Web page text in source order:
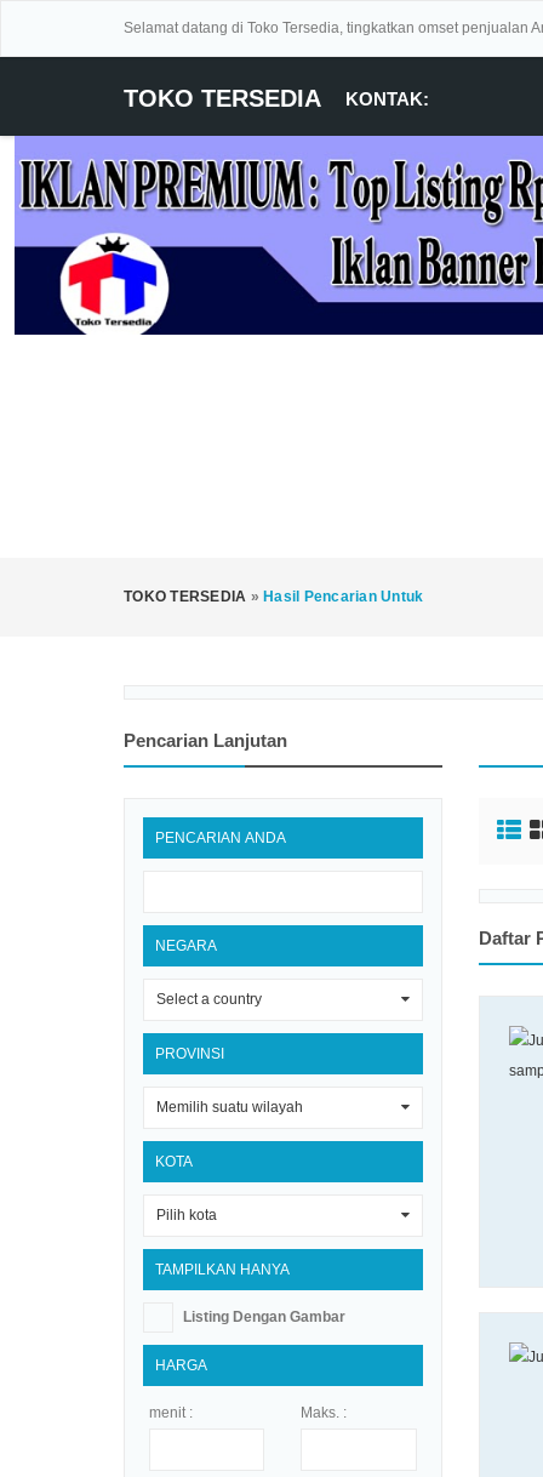
Selamat datang di Toko Tersedia, tingkatkan omset penjualan
TOKO TERSEDIA KONTAK:
TOKO TERSEDIA » Hasil Pencarian Untuk
Pencarian Lanjutan
PENCARIAN ANDA
NEGARA
Select a country
PROVINSI
Memilih suatu wilayah
KOTA
Pilih kota
TAMPILKAN HANYA
Listing Dengan Gambar
HARGA
menit : Maks. :
Daftar